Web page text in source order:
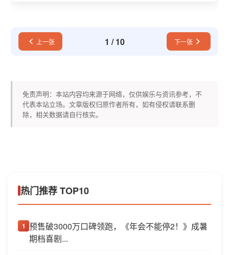
上一张 1 /10 下一张
免责声明：本站内容均来源于网络，仅供娱乐与资讯参考，不
代表本站立场。文章版权归原作者所有，如有侵权请联系删
除，相关数据请自行核实。
热门推荐 TOP10
1 预售破3000万口碑领跑，《年会不能停2！》成暑
期档喜剧...